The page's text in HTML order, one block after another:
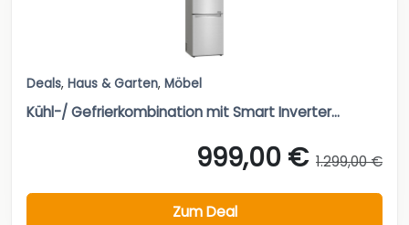
Deals, Haus & Garten, Möbel
Kühl-/ Gefrierkombination mit Smart Inverter...
999,00 € 1.299,00 €
Zum Deal